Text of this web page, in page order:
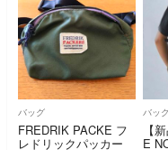
バッグ
FREDRIK PACKE フ
レドリックパッカー
バッ
【
E